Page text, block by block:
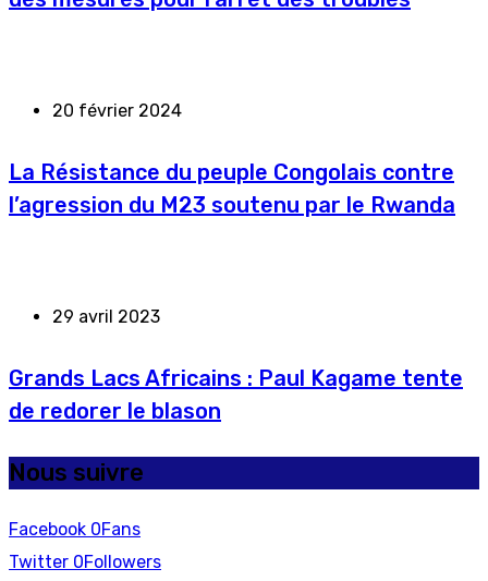
20 février 2024
La Résistance du peuple Congolais contre
l’agression du M23 soutenu par le Rwanda
29 avril 2023
Grands Lacs Africains : Paul Kagame tente
de redorer le blason
Nous suivre
Facebook 0Fans
Twitter 0Followers